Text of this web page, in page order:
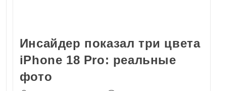
Инсайдер показал три цвета
iPhone 18 Pro: реальные
фото